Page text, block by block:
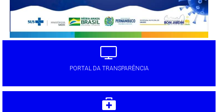
PORTAL DA TRANSPARÊNCIA